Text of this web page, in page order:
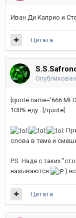
Иван Ди Каприо и
Цитата
[quote name='666
100% еду...[/quote]
слова в теме и
P.S. Нада с таких
называются
)
Цитата